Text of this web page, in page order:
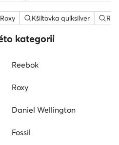
Kšiltovka quiksilver
kategorii
Reebok
Roxy
Daniel Wellington
Fossil